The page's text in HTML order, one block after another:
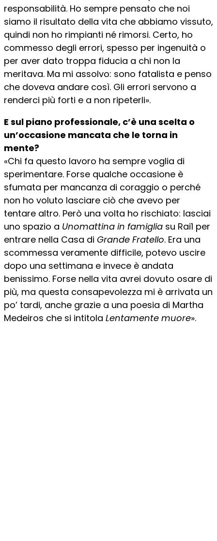
responsabilità. Ho sempre pensato che noi
siamo il risultato della vita che abbiamo vissuto,
quindi non ho rimpianti né rimorsi. Certo, ho
commesso degli errori, spesso per ingenuità o
per aver dato troppa fiducia a chi non la
meritava. Ma mi assolvo: sono fatalista e penso
che doveva andare così. Gli errori servono a
renderci più forti e a non ripeterli».
E sul piano professionale, c’è una scelta o
un’occasione mancata che le torna in
mente?
«Chi fa questo lavoro ha sempre voglia di
sperimentare. Forse qualche occasione è
sfumata per mancanza di coraggio o perché
non ho voluto lasciare ciò che avevo per
tentare altro. Però una volta ho rischiato: lasciai
uno spazio a Unomattina in famiglia su Rai1 per
entrare nella Casa di Grande Fratello. Era una
scommessa veramente difficile, potevo uscire
dopo una settimana e invece è andata
benissimo. Forse nella vita avrei dovuto osare di
più, ma questa consapevolezza mi è arrivata un
po’ tardi, anche grazie a una poesia di Martha
Medeiros che si intitola Lentamente muore».